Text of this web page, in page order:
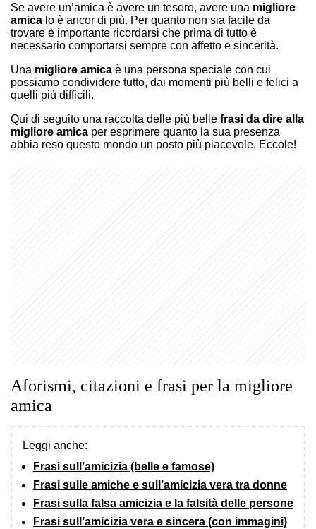
Se avere un’amica è avere un tesoro, avere una migliore
amica lo è ancor di più. Per quanto non sia facile da
trovare è importante ricordarsi che prima di tutto è
necessario comportarsi sempre con affetto e sincerità.
Una migliore amica è una persona speciale con cui
possiamo condividere tutto, dai momenti più belli e felici a
quelli più difficili.
Qui di seguito una raccolta delle più belle frasi da dire alla
migliore amica per esprimere quanto la sua presenza
abbia reso questo mondo un posto più piacevole. Eccole!
Aforismi, citazioni e frasi per la migliore
amica
Leggi anche:
Frasi sull’amicizia (belle e famose)
Frasi sulle amiche e sull’amicizia vera tra donne
Frasi sulla falsa amicizia e la falsità delle persone
Frasi sull’amicizia vera e sincera (con immagini)